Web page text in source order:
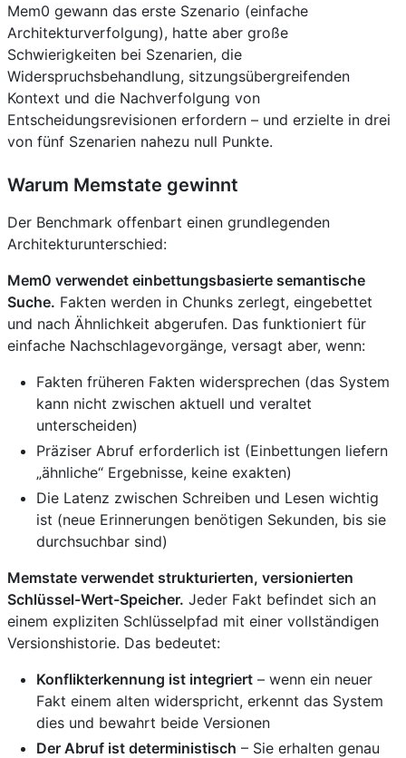
Mem0 gewann das erste Szenario (einfache
Architekturverfolgung), hatte aber große
Schwierigkeiten bei Szenarien, die
Widerspruchsbehandlung, sitzungsübergreifenden
Kontext und die Nachverfolgung von
Entscheidungsrevisionen erfordern – und erzielte in drei
von fünf Szenarien nahezu null Punkte.
Warum Memstate gewinnt
Der Benchmark offenbart einen grundlegenden
Architekturunterschied:
Mem0 verwendet einbettungsbasierte semantische
Suche. Fakten werden in Chunks zerlegt, eingebettet
und nach Ähnlichkeit abgerufen. Das funktioniert für
einfache Nachschlagevorgänge, versagt aber, wenn:
Fakten früheren Fakten widersprechen (das System
kann nicht zwischen aktuell und veraltet
unterscheiden)
Präziser Abruf erforderlich ist (Einbettungen liefern
„ähnliche“ Ergebnisse, keine exakten)
Die Latenz zwischen Schreiben und Lesen wichtig
ist (neue Erinnerungen benötigen Sekunden, bis sie
durchsuchbar sind)
Memstate verwendet strukturierten, versionierten
Schlüssel-Wert-Speicher. Jeder Fakt befindet sich an
einem expliziten Schlüsselpfad mit einer vollständigen
Versionshistorie. Das bedeutet:
Konflikterkennung ist integriert – wenn ein neuer
Fakt einem alten widerspricht, erkennt das System
dies und bewahrt beide Versionen
Der Abruf ist deterministisch – Sie erhalten genau